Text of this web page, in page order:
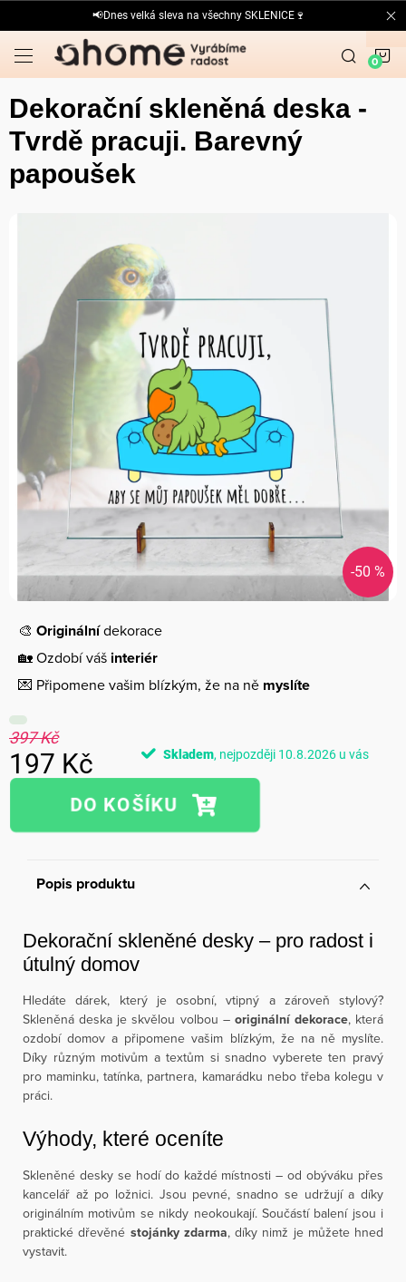
na
obsah
📢Dnes velká sleva na všechny SKLENICE🍷
Dekorační skleněná deska -
Tvrdě pracuji. Barevný
papoušek
-50 %
🎨 Originálnídekorace
🏡 Ozdobí váš interiér
💌 Připomene vašim blízkým, že na ně myslíte
397 Kč
197 Kč
Měrná
Skladem 10.8.2026
Popis produktu
Dekorační skleněné desky – pro radost i
útulný domov
Hledáte dárek, který je osobní, vtipný a zároveň stylový?
Skleněná deska je skvělou volbou – originální dekorace, která
ozdobí domov a připomene vašim blízkým, že na ně myslíte.
Díky různým motivům a textům si snadno vyberete ten pravý
pro maminku, tatínka, partnera, kamarádku nebo třeba kolegu v
práci.
Výhody, které oceníte
Skleněné desky se hodí do každé místnosti – od obýváku přes
kancelář až po ložnici. Jsou pevné, snadno se udržují a díky
originálním motivům se nikdy neokoukají. Součástí balení jsou i
praktické dřevěné stojánky zdarma, díky nimž je můžete hned
vystavit.